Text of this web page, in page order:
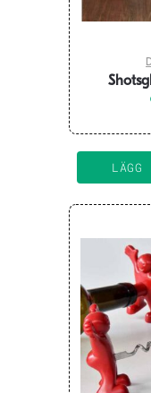
LÄGG